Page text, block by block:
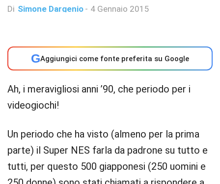
Di Simone Dargenio - 4 Gennaio 2015
GAggiungici come fonte preferita su Google
Ah, i meravigliosi anni ’90, che periodo per i
videogiochi!
Un periodo che ha visto (almeno per la prima
parte) il Super NES farla da padrone su tutto e
tutti, per questo 500 giapponesi (250 uomini e